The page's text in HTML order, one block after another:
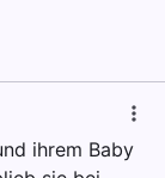
ihrem Baby